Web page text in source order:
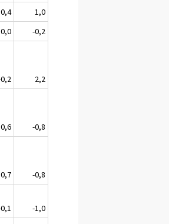
0,4
1,0
0,0
-0,2
2,2
0,6
-0,8
0,7
-0,8
-1,0